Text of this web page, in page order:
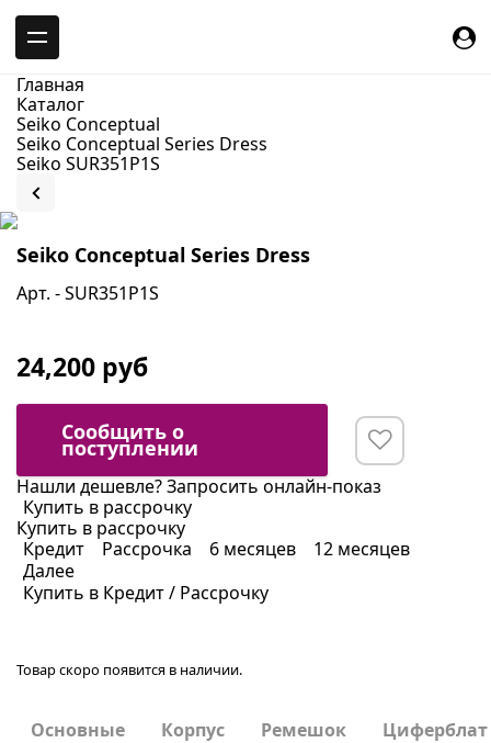
Главная
Каталог
Seiko Conceptual
Seiko Conceptual Series Dress
Seiko SUR351P1S
Seiko Conceptual Series Dress
Арт. - SUR351P1S
24,200 руб
Сообщить о
поступлении
Нашли дешевле?Запросить онлайн-показ
Купить в рассрочку
Купить в рассрочку
Кредит
Рассрочка 6 месяцев
12 месяцев
Далее
Купить в Кредит / Рассрочку
Товар скоро появится в наличии.
Основные Корпус Ремешок Циферблат